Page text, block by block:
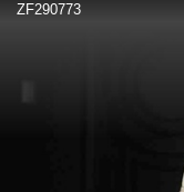
ZF290773